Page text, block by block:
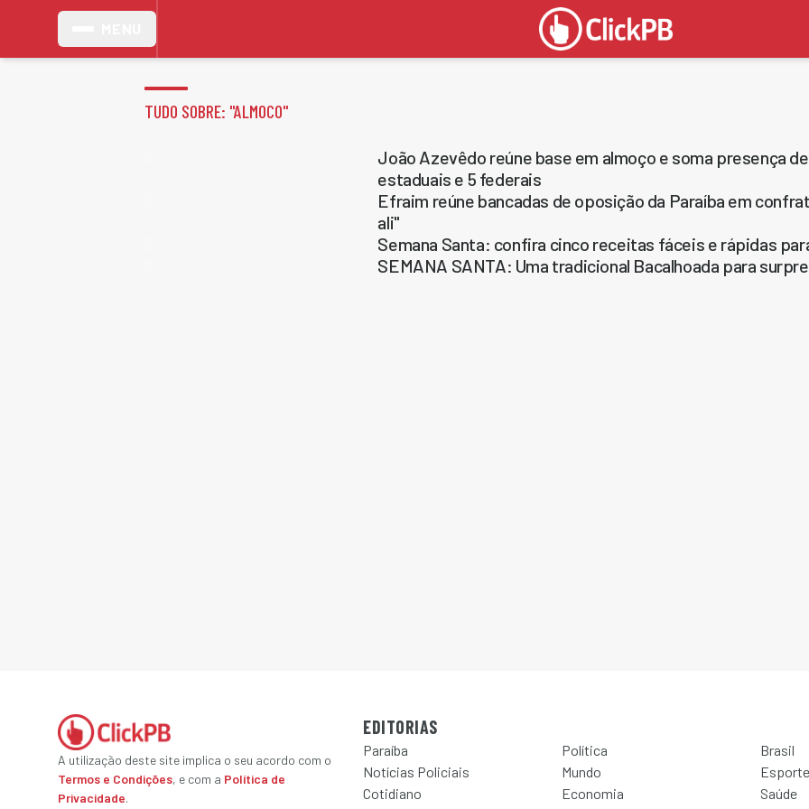
TUDO SOBRE: "ALMOCO"
João Azevêdo reúne base em almoço e soma presença
estaduais e 5 federais
Efraim reúne bancadas de oposição da Paraíba em
ali"
Semana Santa: confira cinco receitas fáceis e rápidas
SEMANA SANTA: Uma tradicional Bacalhoada para
A utilização deste site implica o seu acordo com o
Termos e Condições, e com a Política de
Privacidade.
EDITORIAS
Paraíba Política
Brasil
Notícias Policiais
Mundo
Esporte
Cotidiano
Economia
Saúde